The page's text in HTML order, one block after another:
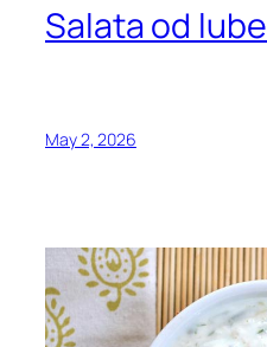
Salata od
May 2, 2026